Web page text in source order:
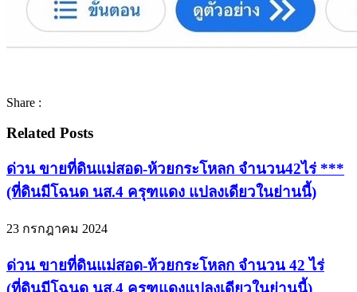
Share :
Related Posts
ด่วน ขายที่ดินแม่สอด-ห้วยกระโหลก จำนวน42ไร่ ***
(ที่ดินมีโฉนด นส.4 ครุฑแดง แปลงเดียวในย่านนี้)
23 กรกฎาคม 2024
ด่วน ขายที่ดินแม่สอด-ห้วยกระโหลก จำนวน 42 ไร่
(ที่ดินมีโฉนด นส.4 ครุฑแดงแปลงเดียวในย่านนี้)